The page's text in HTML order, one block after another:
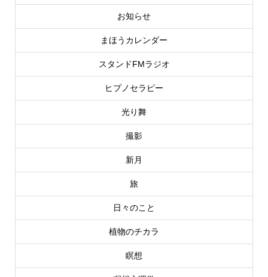
お知らせ
まほうカレンダー
スタンドFMラジオ
ヒプノセラピー
光り舞
撮影
新月
旅
日々のこと
植物のチカラ
瞑想